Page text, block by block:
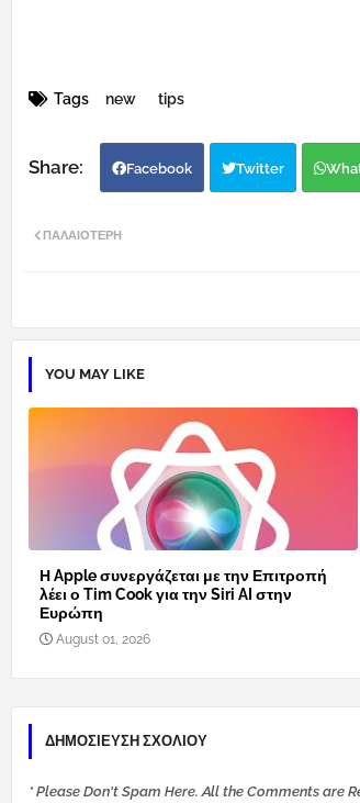
Tags new tips
Facebook Twitter
ΠΑΛΑΙΌΤΕΡΗ
YOU MAY LIKE
Η Apple συνεργάζεται με την Επιτροπή
λέει ο Tim Cook για την Siri AI στην
Ευρώπη
August 01, 2026
ΔΗΜΟΣΊΕΥΣΗ ΣΧΟΛΊΟΥ
* Please Don't Spam Here. All the Comments are